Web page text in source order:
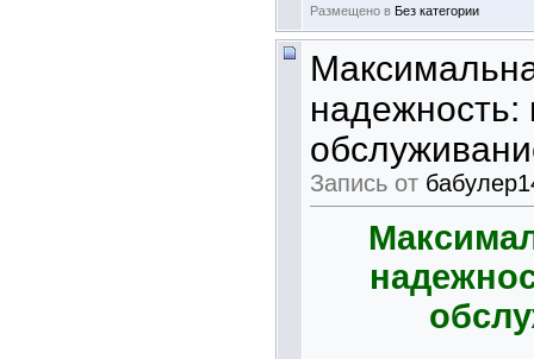
Размещено в Без категории
Запись от